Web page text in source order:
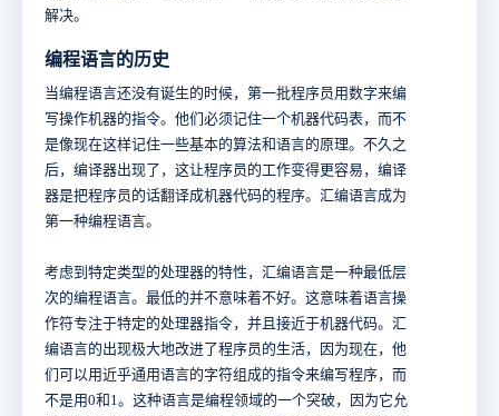
解决。
编程语言的历史
当编程语言还没有诞生的时候，第一批程序员用数字来编
写操作机器的指令。他们必须记住一个机器代码表，而不
是像现在这样记住一些基本的算法和语言的原理。不久之
后，编译器出现了，这让程序员的工作变得更容易，编译
器是把程序员的话翻译成机器代码的程序。汇编语言成为
第一种编程语言。
考虑到特定类型的处理器的特性，汇编语言是一种最低层
次的编程语言。最低的并不意味着不好。这意味着语言操
作符专注于特定的处理器指令，并且接近于机器代码。汇
编语言的出现极大地改进了程序员的生活，因为现在，他
们可以用近乎通用语言的字符组成的指令来编写程序，而
不是用0和1。这种语言是编程领域的一个突破，因为它允